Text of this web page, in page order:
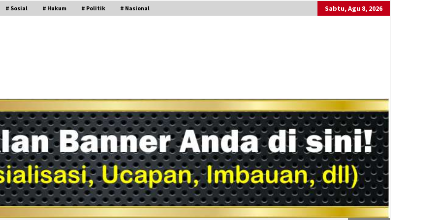
# Sosial # Hukum # Politik # Nasional Sabtu, Agu 8, 2026